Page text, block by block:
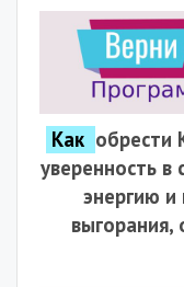
Как обрести
уверенность в
энергию и
выгорания,